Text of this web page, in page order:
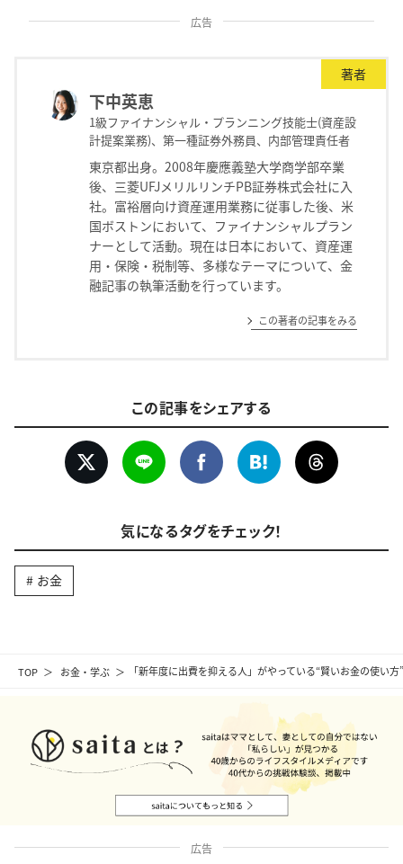
TOP お金・学ぶ 「新年度に出費を抑える人」がやっている“賢いお金の使い
広告
著者
下中英恵
1級ファイナンシャル・プランニング技能士(資産設
計提案業務)、第一種証券外務員、内部管理責任者
東京都出身。2008年慶應義塾大学商学部卒業
後、三菱UFJメリルリンチPB証券株式会社に入
社。富裕層向け資産運用業務に従事した後、米
国ボストンにおいて、ファイナンシャルプラン
ナーとして活動。現在は日本において、資産運
用・保険・税制等、多様なテーマについて、金
融記事の執筆活動を行っています。
この著者の記事をみる
この記事をシェアする
気になるタグをチェック！
お金
広告